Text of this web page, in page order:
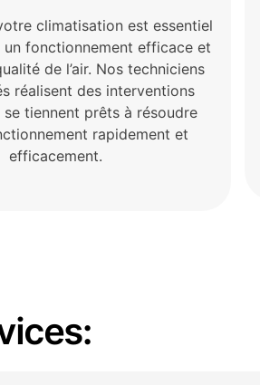
climatisation est essentiel
un fonctionnement efficace et
de l’air. Nos techniciens
réalisent des interventions
tiennent prêts à résoudre
rapidement et
efficacement.